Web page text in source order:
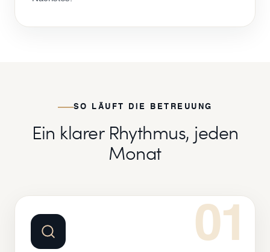
SO LÄUFT DIE BETREUUNG
Ein klarer Rhythmus, jeden
Monat
01